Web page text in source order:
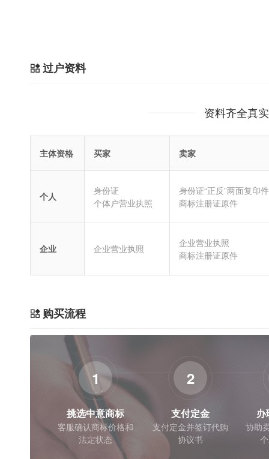
过户资料
资料齐全真
主体资格 买家 卖家
个人
身份证
个体户营业执照
身份证“正反”两面复印件
商标注册证原件
企业 企业营业执照
企业营业执照
商标注册证原件
购买流程
1
挑选中意商标
客服确认商标价格和
法定状态
2
支付定金
支付定金并签订代购
协议书
办
协助